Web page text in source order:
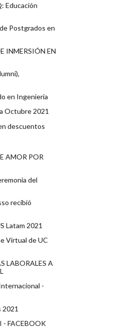
Educación
Postgrados en
INMERSIÓN EN
en Ingeniería
Octubre 2021
descuentos
AMOR POR
del
recibió
Latam 2021
Virtual de UC
LABORALES A
-
- FACEBOOK